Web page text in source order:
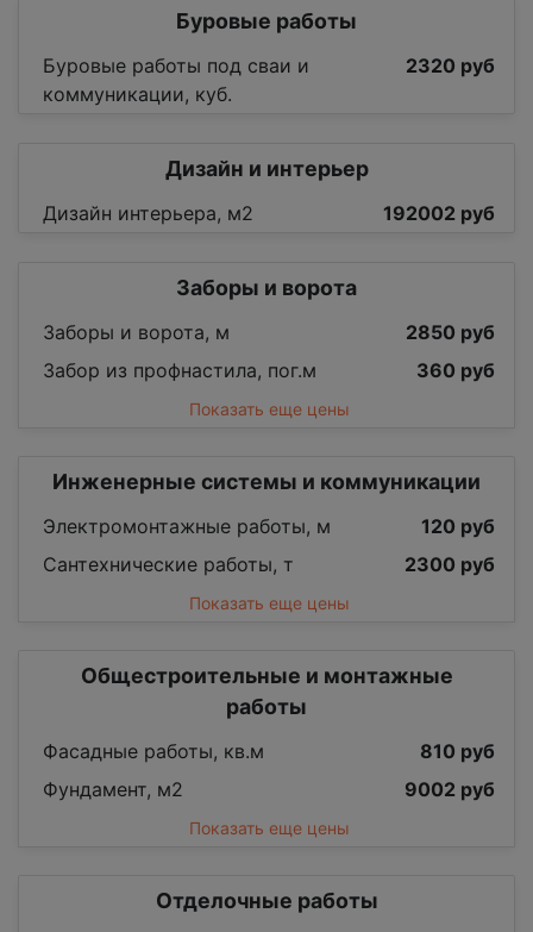
Буровые работы
Буровые работы под сваи и
коммуникации, куб.
2320 руб
Дизайн и интерьер
Дизайн интерьера, м2 192002 руб
Заборы и ворота
Заборы и ворота, м
2850 руб
Забор из профнастила, пог.м
360 руб
Показать еще цены
Инженерные системы и коммуникации
Электромонтажные работы, м
120 руб
Сантехнические работы, т
2300 руб
Показать еще цены
Общестроительные и монтажные
работы
Фасадные работы, кв.м
810 руб
Фундамент, м2
9002 руб
Показать еще цены
Отделочные работы